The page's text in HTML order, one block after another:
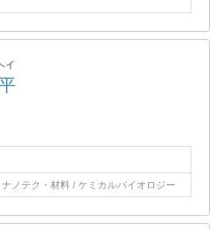
イ
ノテク・材料 / ケミカルバイオロジー